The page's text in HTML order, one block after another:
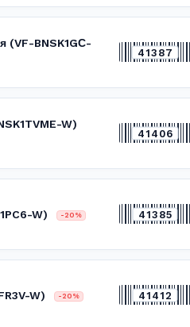
(VF-BNSK1GС-
41387
W)
41406
W) -20% 41385
W) -20% 41412